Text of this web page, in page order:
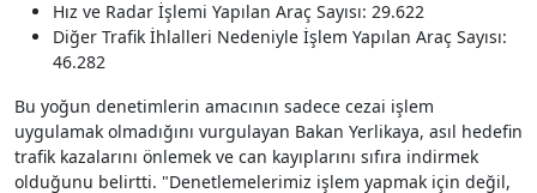
Hız ve Radar İşlemi Yapılan Araç Sayısı: 29.622
Diğer Trafik İhlalleri Nedeniyle İşlem Yapılan Araç Sayısı:
46.282
Bu yoğun denetimlerin amacının sadece cezai işlem
uygulamak olmadığını vurgulayan Bakan Yerlikaya, asıl hedefin
trafik kazalarını önlemek ve can kayıplarını sıfıra indirmek
olduğunu belirtti. "Denetlemelerimiz işlem yapmak için değil,